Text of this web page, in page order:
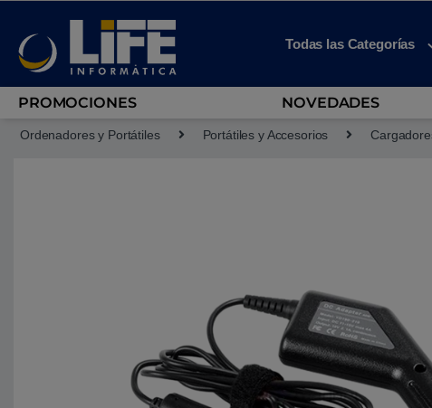
Todas las Categorías
PROMOCIONES NOVEDADES
Ordenadores y Portátiles Portátiles y Accesorios